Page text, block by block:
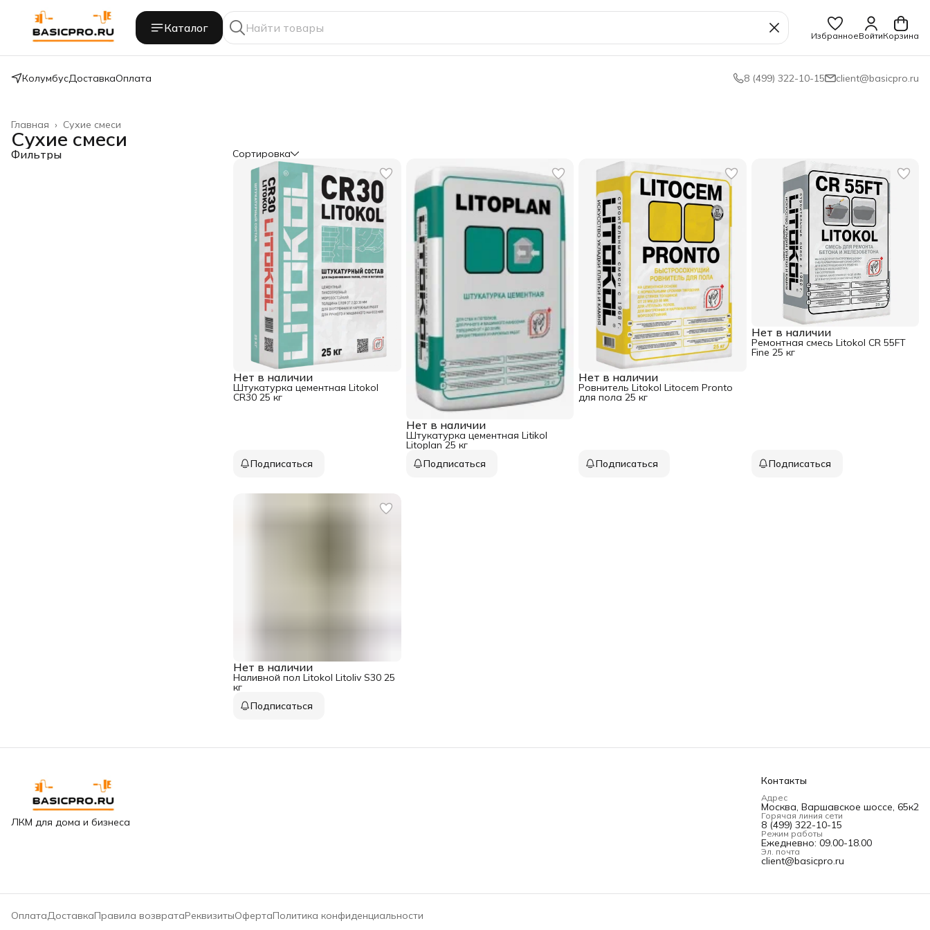
Каталог
ИзбранноеВойтиКорзина
КолумбусДоставкаОплата 8 (499) 322-10-15 client@basicpro.ru
Сухие смеси
Главная ›
Сухие смеси
Фильтры Сортировка
Нет в наличии
Штукатурка цементная Litokol
CR30 25 кг
Подписаться
Нет в наличии
Штукатурка цементная Litikol
Litoplan 25 кг
Подписаться
Нет в наличии
Ровнитель Litokol Litocem Pronto
для пола 25 кг
Подписаться
Нет в наличии
Ремонтная смесь Litokol CR 55FT
Fine 25 кг
Подписаться
Нет в наличии
Наливной пол Litokol Litoliv S30 25
кг
Подписаться
ЛКМ для дома и бизнеса
Контакты
Адрес
Москва, Варшавское шоссе, 65к2
Горячая линия сети
8 (499) 322-10-15
Режим работы
Ежедневно: 09.00-18.00
Эл. почта
client@basicpro.ru
ОплатаДоставкаПравила возвратаРеквизитыОфертаПолитика конфиденциальности